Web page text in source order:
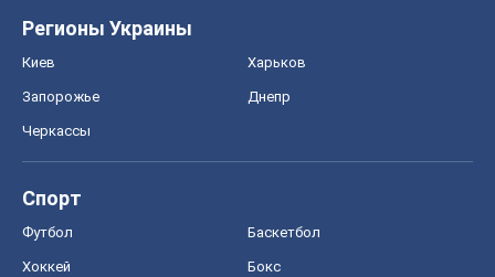
Регионы Украины
Киев Харьков
Запорожье Днепр
Черкассы
Спорт
Футбол Баскетбол
Хоккей Бокс